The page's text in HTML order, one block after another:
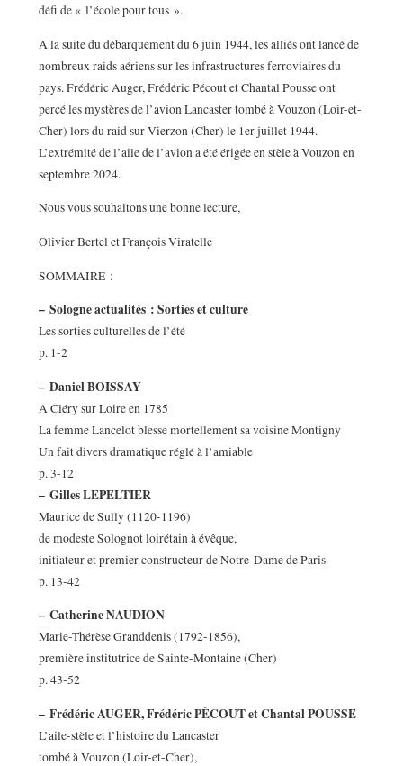
défi de « l’école pour tous ».
A la suite du débarquement du 6 juin 1944, les alliés ont lancé de
nombreux raids aériens sur les infrastructures ferroviaires du
pays. Frédéric Auger, Frédéric Pécout et Chantal Pousse ont
percé les mystères de l’avion Lancaster tombé à Vouzon (Loir-et-
Cher) lors du raid sur Vierzon (Cher) le 1er juillet 1944.
L’extrémité de l’aile de l’avion a été érigée en stèle à Vouzon en
septembre 2024.
Nous vous souhaitons une bonne lecture,
Olivier Bertel et François Viratelle
SOMMAIRE :
– Sologne actualités : Sorties et culture
Les sorties culturelles de l’été
p. 1-2
– Daniel BOISSAY
A Cléry sur Loire en 1785
La femme Lancelot blesse mortellement sa voisine Montigny
Un fait divers dramatique réglé à l’amiable
p. 3-12
– Gilles LEPELTIER
Maurice de Sully (1120-1196)
de modeste Solognot loirétain à évêque,
initiateur et premier constructeur de Notre-Dame de Paris
p. 13-42
– Catherine NAUDION
Marie-Thérèse Granddenis (1792-1856),
première institutrice de Sainte-Montaine (Cher)
p. 43-52
– Frédéric AUGER, Frédéric PÉCOUT et Chantal POUSSE
L’aile-stèle et l’histoire du Lancaster
tombé à Vouzon (Loir-et-Cher),